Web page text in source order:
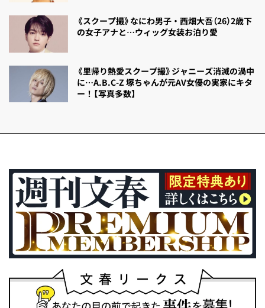
《スクープ撮》なにわ男子・西畑大吾（26）2歳下
の女子アナと…ウィッグ女装お泊り愛
《里帰り熱愛スクープ撮》ジャニーズ消滅の渦中
に…A.B.C-Z 塚ちゃんが元AV女優の実家にキタ
ー！【写真多数】